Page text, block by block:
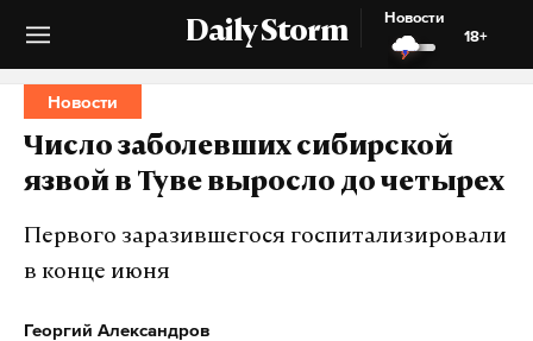
Daily Storm
Новости
18+
Новости
Число заболевших сибирской
язвой в Туве выросло до четырех
Первого заразившегося госпитализировали
в конце июня
Георгий Александров